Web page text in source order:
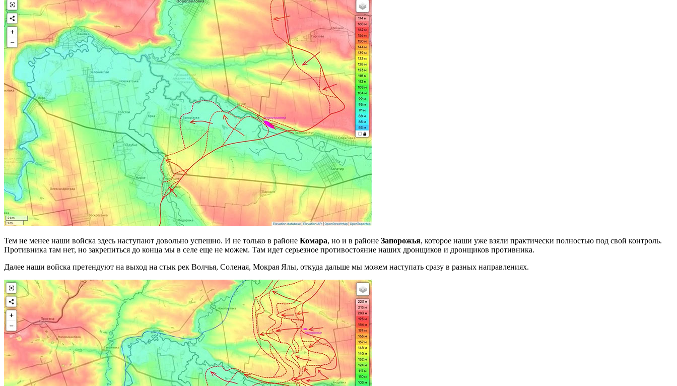
Тем не менее наши войска здесь наступают довольно успешно. И не только в районе Комара, но и в районе Запорожья, которое наши уже взяли практически полностью под свой контроль.
Противника там нет, но закрепиться до конца мы в селе еще не можем. Там идет серьезное противостояние наших дронщиков и дронщиков противника.
Далее наши войска претендуют на выход на стык рек Волчья, Соленая, Мокрая Ялы, откуда дальше мы можем наступать сразу в разных направлениях.